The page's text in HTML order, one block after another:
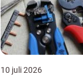
10 juli 2026